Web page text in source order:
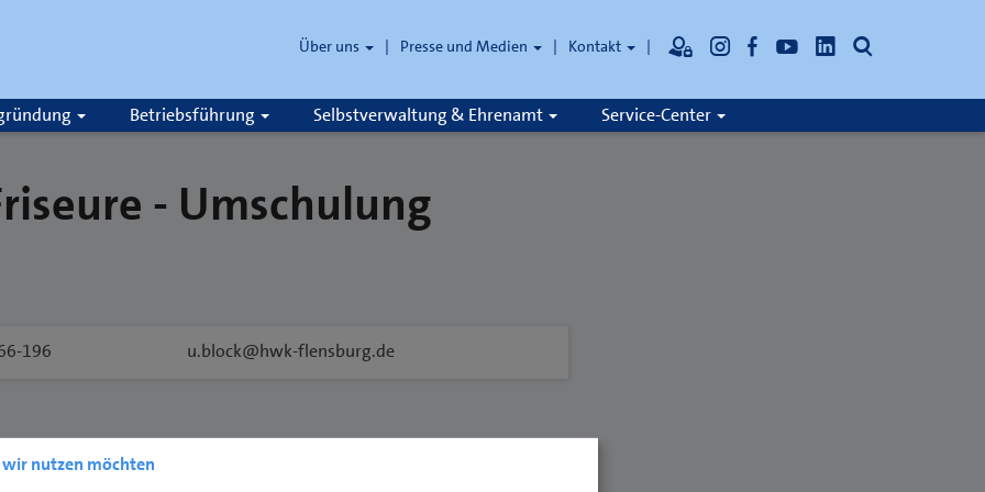
Über uns Presse und Medien Kontakt
Betriebsführung Selbstverwaltung & Ehrenamt Service-Center
- Umschulung
196 u.block@hwk-flensburg.de
nutzen möchten